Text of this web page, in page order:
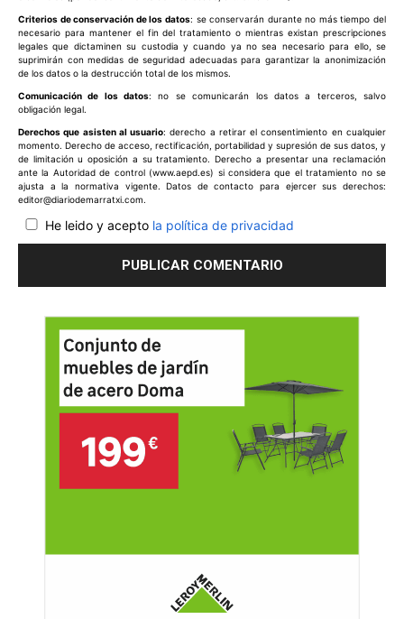
Criterios de conservación de los datos: se conservarán durante no más tiempo del
necesario para mantener el fin del tratamiento o mientras existan prescripciones
legales que dictaminen su custodia y cuando ya no sea necesario para ello, se
suprimirán con medidas de seguridad adecuadas para garantizar la anonimización
de los datos o la destrucción total de los mismos.
Comunicación de los datos: no se comunicarán los datos a terceros, salvo
obligación legal.
Derechos que asisten al usuario: derecho a retirar el consentimiento en cualquier
momento. Derecho de acceso, rectificación, portabilidad y supresión de sus datos, y
de limitación u oposición a su tratamiento. Derecho a presentar una reclamación
ante la Autoridad de control (www.aepd.es) si considera que el tratamiento no se
ajusta a la normativa vigente. Datos de contacto para ejercer sus derechos:
editor@diariodemarratxi.com.
He leido y acepto la política de privacidad